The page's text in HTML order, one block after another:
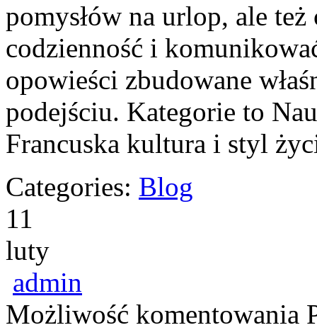
pomysłów na urlop, ale
codzienność i
opowieści zbudowane
podejściu. Kategorie to
Francuska kultura i styl
Categories: Blog
11
luty
admin
Możliwość komentowania